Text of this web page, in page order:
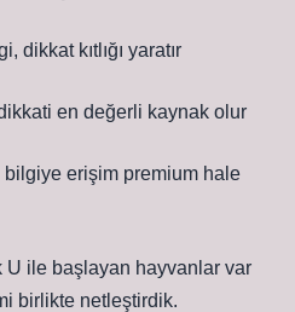
dikkat kıtlığı yaratır
en değerli kaynak olur
erişim premium hale
U ile başlayan hayvanlar var
birlikte netleştirdik.